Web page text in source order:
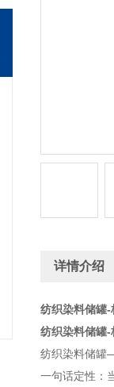
详情介绍
纺织染料储罐-
纺织染料储罐-
纺织染料储
一句话定性：